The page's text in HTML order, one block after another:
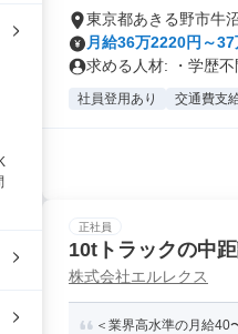
東京都あきる野市牛
月給36万2220円～
求める人材: ・学歴
社員登用あり 交通費支
正社員
10tトラックの中
株式会社エルレクス
＜業界高水準の月給